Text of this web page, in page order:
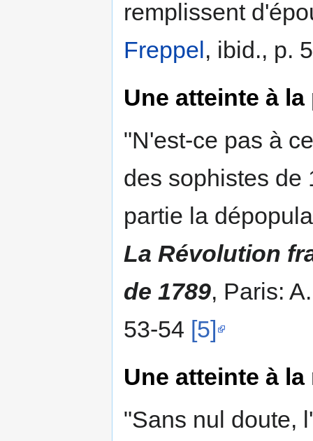
remplissent
Freppel, ibid., p.
Une atteinte à
"N'est-ce pas à
des sophistes de
partie la
La Révolution
de 1789, Paris:
53-54 [5]
Une atteinte à
"Sans nul doute,